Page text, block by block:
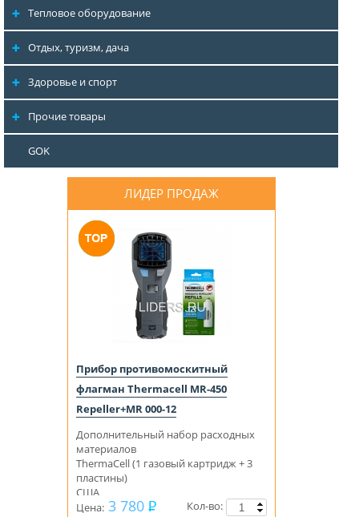
Тепловое оборудование
Отдых, туризм, дача
Здоровье и спорт
Прочие товары
GOK
ЛИДЕР ПРОДАЖ
Прибор противомоскитный
флагман Thermacell MR-450
Repeller+MR 000-12
Дополнительный набор расходных
материалов
ThermaCell (1 газовый картридж + 3
пластины)
США
Цена: 3 780
Кол-во: